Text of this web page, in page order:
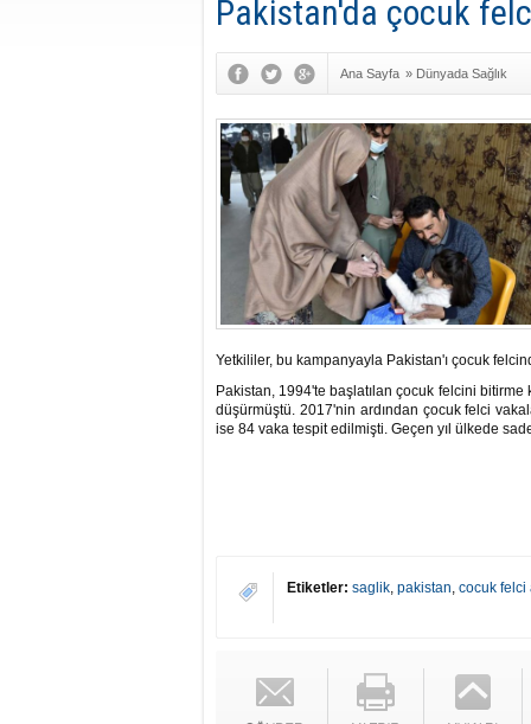
Pakistan'da çocuk
Ana Sayfa » Dünyada Sağlık
Yetkililer, bu kampanyayla Pakistan'ı çocuk
Pakistan, 1994'te başlatılan çocuk felcini bitirme
düşürmüştü. 2017'nin ardından çocuk felci
ise 84 vaka tespit edilmişti. Geçen yıl ülkede
Etiketler: saglik, pakistan, cocuk felci